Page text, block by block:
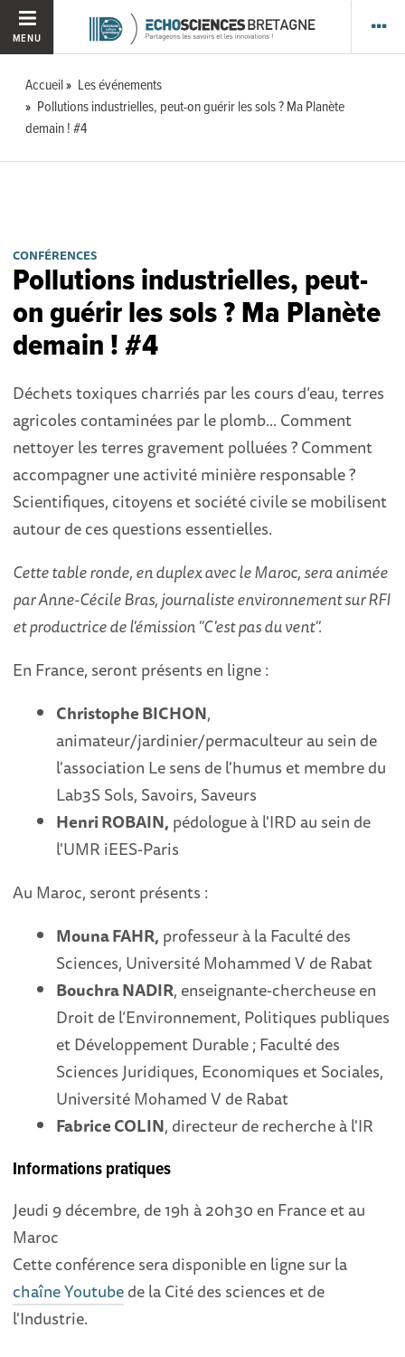
MENU
Accueil
Les événements
Pollutions industrielles, peut-on guérir les sols ? Ma Planète
demain ! #4
CONFÉRENCES
Pollutions industrielles, peut-
on guérir les sols ? Ma Planète
demain ! #4
Déchets toxiques charriés par les cours d’eau, terres
agricoles contaminées par le plomb... Comment
nettoyer les terres gravement polluées ? Comment
accompagner une activité minière responsable ?
Scientifiques, citoyens et société civile se mobilisent
autour de ces questions essentielles.
Cette table ronde, en duplex avec le Maroc, sera animée
par Anne-Cécile Bras, journaliste environnement sur RFI
et productrice de l'émission "C'est pas du vent".
En France, seront présents en ligne :
Christophe BICHON,
animateur/jardinier/permaculteur au sein de
l'association Le sens de l'humus et membre du
Lab3S Sols, Savoirs, Saveurs
Henri ROBAIN, pédologue à l'IRD au sein de
l'UMR iEES-Paris
Au Maroc, seront présents :
Mouna FAHR, professeur à la Faculté des
Sciences, Université Mohammed V de Rabat
Bouchra NADIR, enseignante-chercheuse en
Droit de l’Environnement, Politiques publiques
et Développement Durable ; Faculté des
Sciences Juridiques, Economiques et Sociales,
Université Mohamed V de Rabat
Fabrice COLIN, directeur de recherche à l'IR
Informations pratiques
Jeudi 9 décembre, de 19h à 20h30 en France et au
Maroc
Cette conférence sera disponible en ligne sur la
chaîne Youtubede la Cité des sciences et de
l'Industrie.